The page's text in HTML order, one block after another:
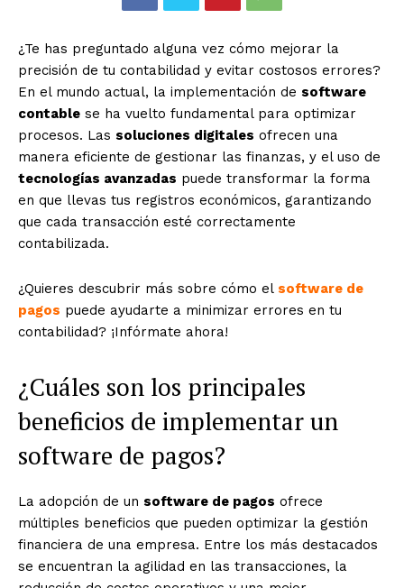
¿Te has preguntado alguna vez cómo mejorar la
precisión de tu contabilidad y evitar costosos errores?
En el mundo actual, la implementación de software
contable se ha vuelto fundamental para optimizar
procesos. Las soluciones digitales ofrecen una
manera eficiente de gestionar las finanzas, y el uso de
tecnologías avanzadas puede transformar la forma
en que llevas tus registros económicos, garantizando
que cada transacción esté correctamente
contabilizada.
¿Quieres descubrir más sobre cómo el software de
pagos puede ayudarte a minimizar errores en tu
contabilidad? ¡Infórmate ahora!
¿Cuáles son los principales
beneficios de implementar un
software de pagos?
La adopción de un software de pagos ofrece
múltiples beneficios que pueden optimizar la gestión
financiera de una empresa. Entre los más destacados
se encuentran la agilidad en las transacciones, la